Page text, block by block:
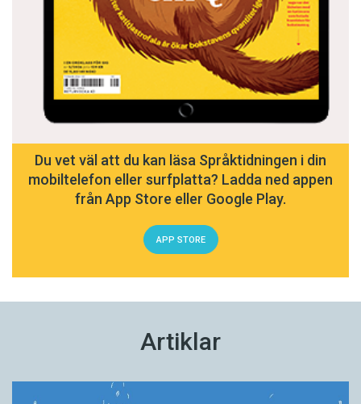
Du vet väl att du kan läsa Språktidningen i din
mobiltelefon eller surfplatta? Ladda ned appen
från App Store eller Google Play.
APP STORE
Artiklar